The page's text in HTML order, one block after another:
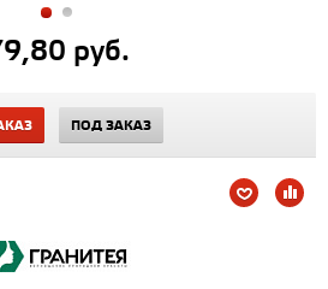
руб.
ПОД ЗАКАЗ